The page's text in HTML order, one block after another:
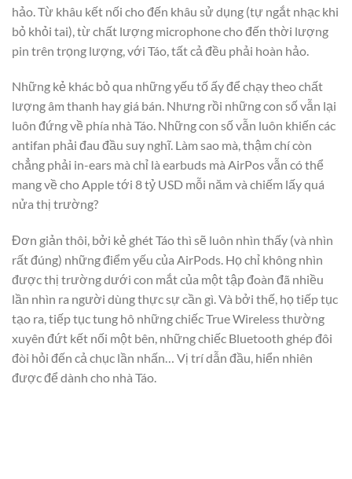
hảo. Từ khâu kết nối cho đến khâu sử dụng (tự ngắt nhạc khi
bỏ khỏi tai), từ chất lượng microphone cho đến thời lượng
pin trên trọng lượng, với Táo, tất cả đều phải hoàn hảo.
Những kẻ khác bỏ qua những yếu tố ấy để chạy theo chất
lượng âm thanh hay giá bán. Nhưng rồi những con số vẫn lại
luôn đứng về phía nhà Táo. Những con số vẫn luôn khiến các
antifan phải đau đầu suy nghĩ. Làm sao mà, thậm chí còn
chẳng phải in-ears mà chỉ là earbuds mà AirPos vẫn có thể
mang về cho Apple tới 8 tỷ USD mỗi năm và chiếm lấy quá
nửa thị trường?
Đơn giản thôi, bởi kẻ ghét Táo thì sẽ luôn nhìn thấy (và nhìn
rất đúng) những điểm yếu của AirPods. Họ chỉ không nhìn
được thị trường dưới con mắt của một tập đoàn đã nhiều
lần nhìn ra người dùng thực sự cần gì. Và bởi thế, họ tiếp tục
tạo ra, tiếp tục tung hô những chiếc True Wireless thường
xuyên đứt kết nối một bên, những chiếc Bluetooth ghép đôi
đòi hỏi đến cả chục lần nhấn… Vị trí dẫn đầu, hiển nhiên
được để dành cho nhà Táo.